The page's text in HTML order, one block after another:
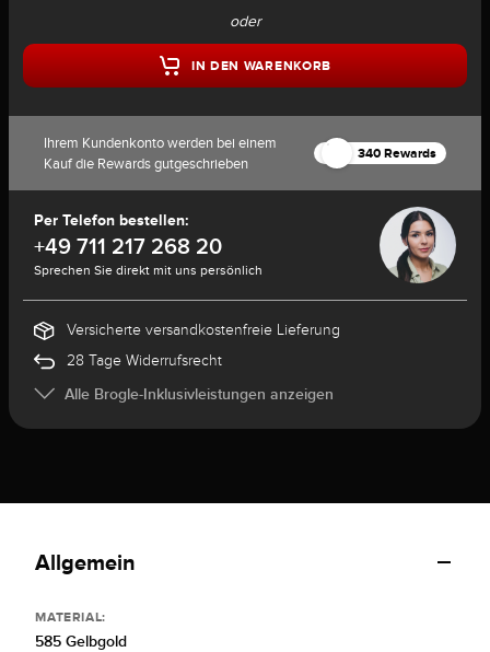
oder
IN DEN WARENKORB
Ihrem Kundenkonto werden bei einem
Kauf die Rewards gutgeschrieben
340 Rewards
Per Telefon bestellen:
+49 711 217 268 20
Sprechen Sie direkt mit uns persönlich
Versicherte versandkostenfreie Lieferung
28 Tage Widerrufsrecht
Alle Brogle-Inklusivleistungen anzeigen
Allgemein
MATERIAL:
585 Gelbgold